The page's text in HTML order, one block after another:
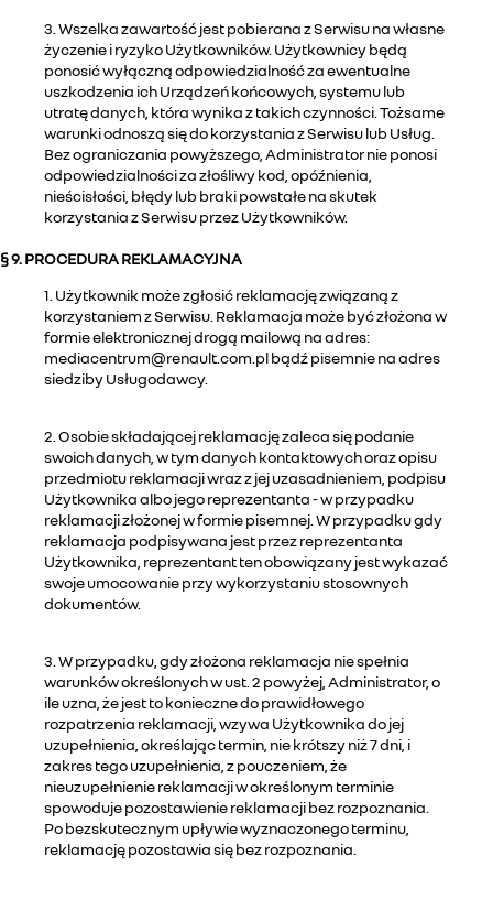
3. Wszelka zawartość jest pobierana z Serwisu na własne
życzenie i ryzyko Użytkowników. Użytkownicy będą
ponosić wyłączną odpowiedzialność za ewentualne
uszkodzenia ich Urządzeń końcowych, systemu lub
utratę danych, która wynika z takich czynności. Tożsame
warunki odnoszą się do korzystania z Serwisu lub Usług.
Bez ograniczania powyższego, Administrator nie ponosi
odpowiedzialności za złośliwy kod, opóźnienia,
nieścisłości, błędy lub braki powstałe na skutek
korzystania z Serwisu przez Użytkowników.
§ 9. PROCEDURA REKLAMACYJNA
1. Użytkownik może zgłosić reklamację związaną z
korzystaniem z Serwisu. Reklamacja może być złożona w
formie elektronicznej drogą mailową na adres:
mediacentrum@renault.com.pl bądź pisemnie na adres
siedziby Usługodawcy.
2. Osobie składającej reklamację zaleca się podanie
swoich danych, w tym danych kontaktowych oraz opisu
przedmiotu reklamacji wraz z jej uzasadnieniem, podpisu
Użytkownika albo jego reprezentanta - w przypadku
reklamacji złożonej w formie pisemnej. W przypadku gdy
reklamacja podpisywana jest przez reprezentanta
Użytkownika, reprezentant ten obowiązany jest wykazać
swoje umocowanie przy wykorzystaniu stosownych
dokumentów.
3. W przypadku, gdy złożona reklamacja nie spełnia
warunków określonych w ust. 2 powyżej, Administrator, o
ile uzna, że jest to konieczne do prawidłowego
rozpatrzenia reklamacji, wzywa Użytkownika do jej
uzupełnienia, określając termin, nie krótszy niż 7 dni, i
zakres tego uzupełnienia, z pouczeniem, że
nieuzupełnienie reklamacji w określonym terminie
spowoduje pozostawienie reklamacji bez rozpoznania.
Po bezskutecznym upływie wyznaczonego terminu,
reklamację pozostawia się bez rozpoznania.